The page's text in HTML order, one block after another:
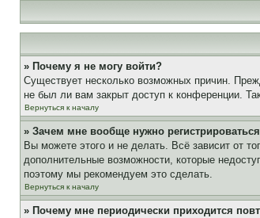
» Почему я не могу войти?
Существует несколько возможных причин.
не был ли вам закрыт доступ к конференции.
Вернуться к началу
» Зачем мне вообще нужно
Вы можете этого и не делать. Всё зависит от
дополнительные возможности, которые
поэтому мы рекомендуем это сделать.
Вернуться к началу
» Почему мне периодически приходится